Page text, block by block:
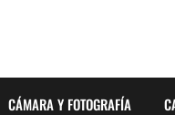
CÁMARA Y FOTOGRAFÍA